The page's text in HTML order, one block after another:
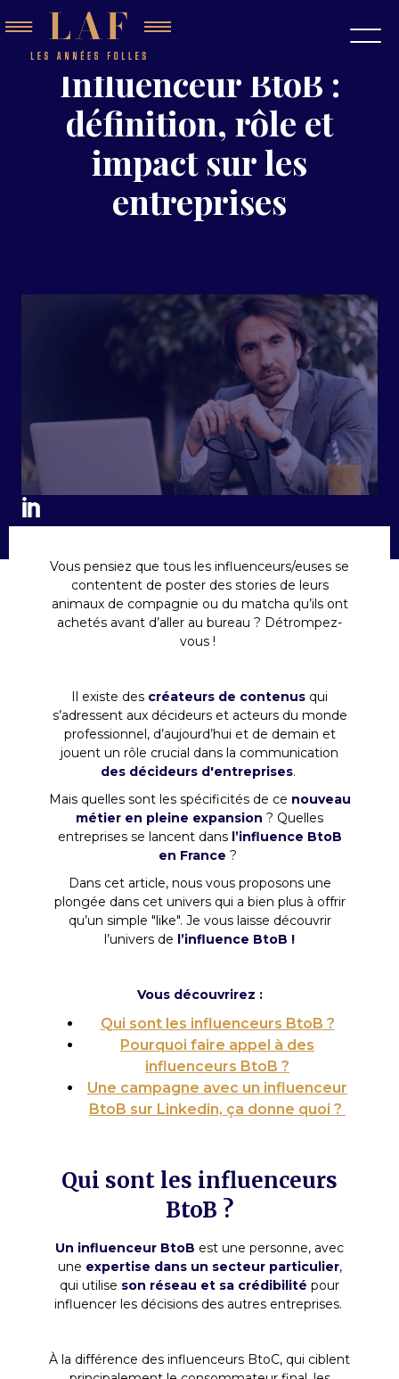
Influenceur BtoB :
définition, rôle et
impact sur les
entreprises
Vous pensiez que tous les influenceurs/euses se
contentent de poster des stories de leurs
animaux de compagnie ou du matcha qu’ils ont
achetés avant d’aller au bureau ? Détrompez-
vous !
Il existe des créateurs de contenus qui
s’adressent aux décideurs et acteurs du monde
professionnel, d’aujourd’hui et de demain et
jouent un rôle crucial dans la communication
des décideurs d'entreprises.
Mais quelles sont les spécificités de ce nouveau
métier en pleine expansion ? Quelles
entreprises se lancent dans l’influence BtoB
en France ?
Dans cet article, nous vous proposons une
plongée dans cet univers qui a bien plus à offrir
qu’un simple "like". Je vous laisse découvrir
l’univers de l’influence BtoB !
Vous découvrirez :
Qui sont les influenceurs BtoB ?
Pourquoi faire appel à des
influenceurs BtoB ?
Une campagne avec un influenceur
BtoB sur Linkedin, ça donne quoi ?
Qui sont les influenceurs
BtoB ?
Un influenceur BtoB est une personne, avec
une expertise dans un secteur particulier,
qui utilise son réseau et sa crédibilité pour
influencer les décisions des autres entreprises.
À la différence des influenceurs BtoC, qui ciblent